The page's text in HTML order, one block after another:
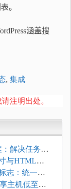
。
涵盖搜
, 集成
注明出处。
：解决任务积
与HTML添
志：统一支
主机低至